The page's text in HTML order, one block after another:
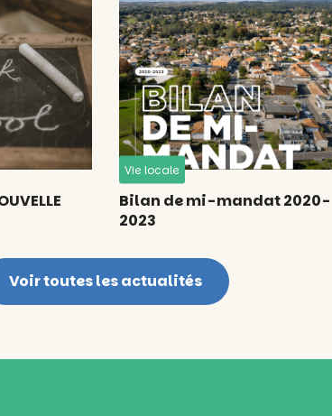
Vie locale
Bilan de mi-mandat 2020-
2023
Voir toutes les actualités